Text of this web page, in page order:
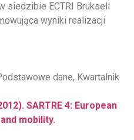
siedzibie ECTRI Brukseli
wyniki realizacji
dane, Kwartalnik
SARTRE 4: European
mobility.